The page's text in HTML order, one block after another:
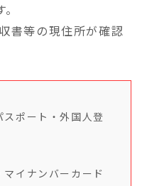
書等の現住所が確認
スポート・外国人登
イナンバーカード